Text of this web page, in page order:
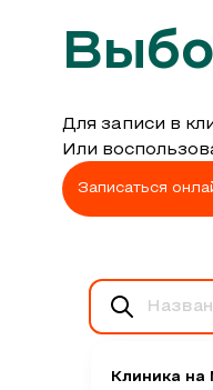
Для записи в
Или
Записаться
Клиника